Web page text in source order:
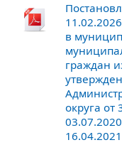
в
граждан
округа